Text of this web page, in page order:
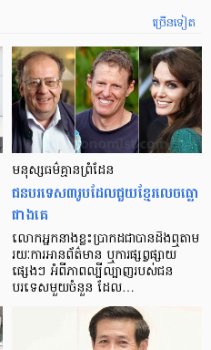
ច្រើនទៀត
មនុស្ស​ធម៌​គ្មាន​ព្រំដែន
ជន​បរទេស​៣​រូប​ដែល​ជួយ​ខ្មែរ​លេច​ធ្លោ​
ជាង​គេ
លោកអ្នក​នាង​ខ្លះ​ប្រាកដ​ជា​បាន​​ដឹង​ឮ​តាម​
រយៈ​ការ​អាន​ព័ត៌មាន ឬ​ការ​ផ្សព្វផ្សាយ​
ផ្សេងៗ អំពី​ភាព​ល្បីល្បាញ​របស់​ជន​
បរទេស​មួយ​ចំនួន ដែល…